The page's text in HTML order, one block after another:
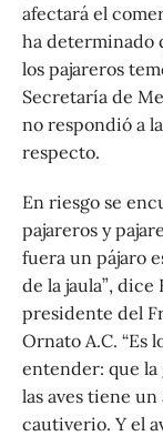
afectará el
ha determinado
los pajareros
Secretaría de
no respondió a
respecto.
En riesgo se
pajareros y
fuera un pájaro
de la jaula”, dice
presidente del
Ornato A.C. “Es
entender: que la
las aves tiene
cautiverio. Y el